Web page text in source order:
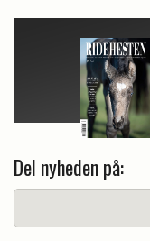
Del nyheden på: